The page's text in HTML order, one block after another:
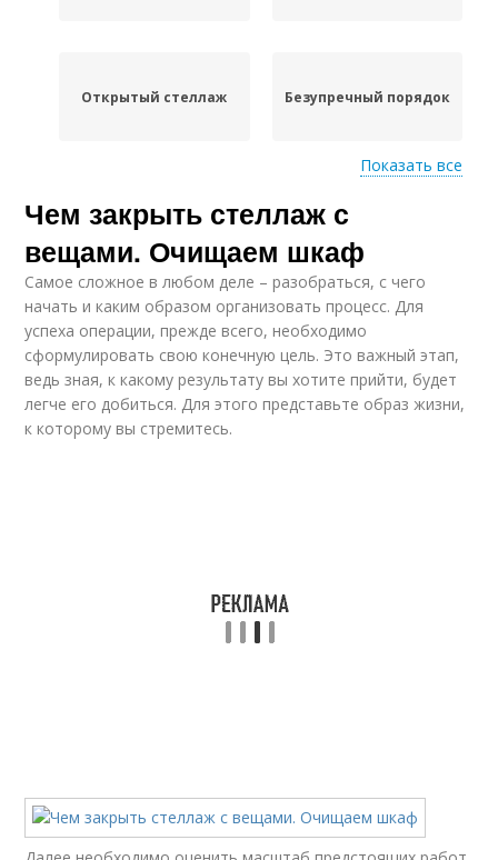
Открытый стеллаж Безупречный порядок
Полка в яркий акцент
Показать все
Чем закрыть стеллаж с
вещами. Очищаем шкаф
Самое сложное в любом деле – разобраться, с чего
начать и каким образом организовать процесс. Для
успеха операции, прежде всего, необходимо
сформулировать свою конечную цель. Это важный этап,
ведь зная, к какому результату вы хотите прийти, будет
легче его добиться. Для этого представьте образ жизни,
к которому вы стремитесь.